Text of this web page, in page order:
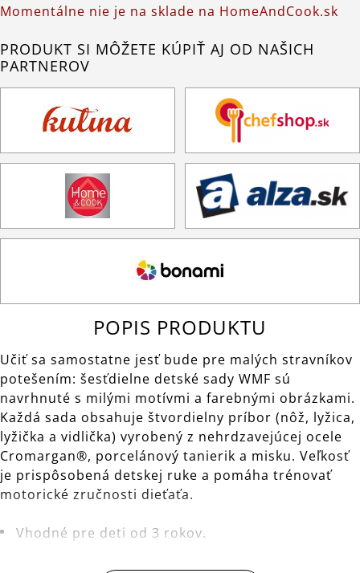
Momentálne nie je na sklade na HomeAndCook.sk
PRODUKT SI MÔŽETE KÚPIŤ AJ OD NAŠICH
PARTNEROV
POPIS PRODUKTU
Učiť sa samostatne jesť bude pre malých stravníkov
potešením: šesťdielne detské sady WMF sú
navrhnuté s milými motívmi a farebnými obrázkami.
Každá sada obsahuje štvordielny príbor (nôž, lyžica,
lyžička a vidlička) vyrobený z nehrdzavejúcej ocele
Cromargan®, porcelánový tanierik a misku. Veľkosť
je prispôsobená detskej ruke a pomáha trénovať
motorické zručnosti dieťaťa.
Vhodné pre deti od 3 rokov.